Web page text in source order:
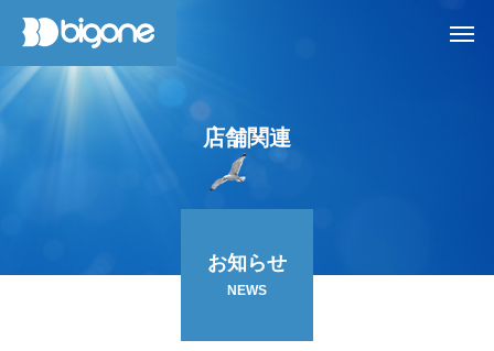
店舗関連
お知らせ
NEWS